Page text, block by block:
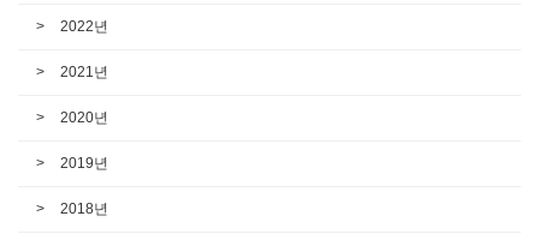
2022년
2021년
2020년
2019년
2018년